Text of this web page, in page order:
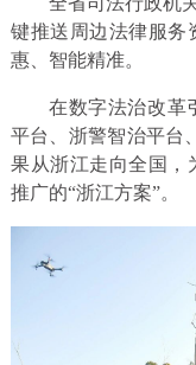
键推送周边法律服务
惠、智能精准。
在数字法治改革
平台、浙警智治平台
果从浙江走向全国，
推广的“浙江方案”。